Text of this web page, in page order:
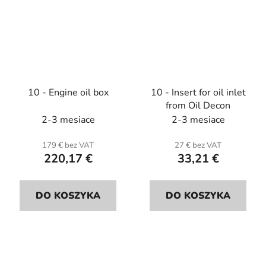
10 - Engine oil box
2-3 mesiace
179 € bez VAT
220,17 €
DO KOSZYKA
10 - Insert for oil inlet
from Oil Decon
2-3 mesiace
27 € bez VAT
33,21 €
DO KOSZYKA